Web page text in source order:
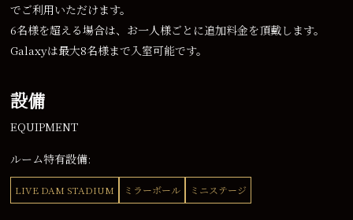
でご利用いただけます。
6名様を超える場合は、お一人様ごとに追加料金を頂戴します。
Galaxyは最大8名様まで入室可能です。
設備
EQUIPMENT
ルーム特有設備:
LIVE DAM STADIUM ミラーボール ミニステージ